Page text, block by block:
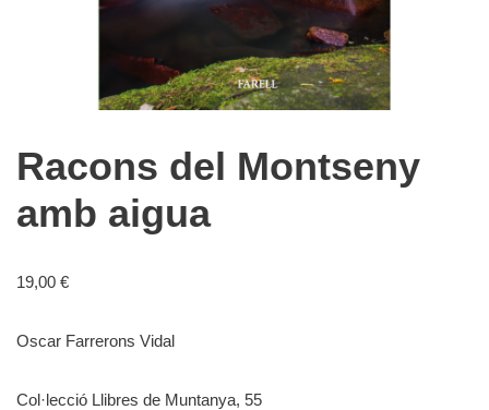
Racons del Montseny
amb aigua
19,00 €
Oscar Farrerons Vidal
Col·lecció Llibres de Muntanya, 55